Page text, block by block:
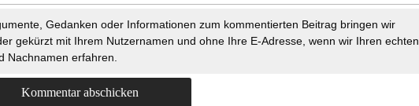
Gedanken oder Informationen zum kommentierten Beitrag bringen wir
gekürzt mit Ihrem Nutzernamen und ohne Ihre E-Adresse, wenn wir Ihren echten
Nachnamen erfahren.